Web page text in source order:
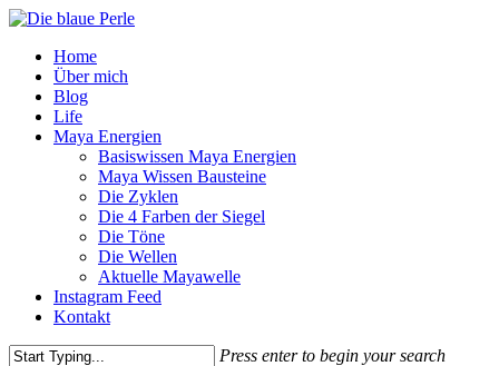
Skip
main
content
Menu
Home
Über mich
Blog
Life
Maya Energien
Basiswissen Maya Energien
Maya Wissen Bausteine
Die Zyklen
Die 4 Farben der Siegel
Die Töne
Die Wellen
Aktuelle Mayawelle
Instagram Feed
Kontakt
Press enter to begin your search